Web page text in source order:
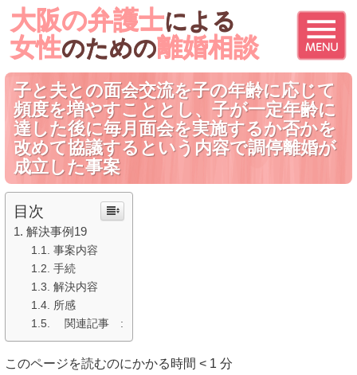
大阪の弁護士による
女性のための離婚相談
子と夫との面会交流を子の年齢に応じて
頻度を増やすこととし、子が一定年齢に
達した後に毎月面会を実施するか否かを
改めて協議するという内容で調停離婚が
成立した事案
目次
解決事例19
事案内容
手続
解決内容
所感
関連記事 :
このページを読むのにかかる時間 < 1 分